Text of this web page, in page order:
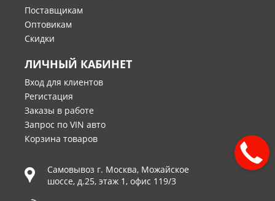
Поставщикам
Оптовикам
Скидки
ЛИЧНЫЙ КАБИНЕТ
Вход для клиентов
Регистация
Заказы в работе
Запрос по VIN авто
Корзина товаров
Самовывоз г. Москва, Можайское
шоссе, д.25, этаж 1, офис 119/3